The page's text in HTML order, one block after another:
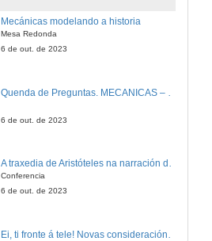
Mecánicas modelando a historia
Mesa Redonda
6 de out. de 2023
6 de out. de 2023
A traxedia de Aristóteles na narración dos videoxogos
Conferencia
6 de out. de 2023